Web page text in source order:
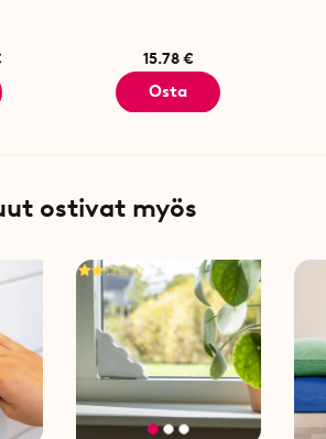
15.78 €
Osta
ostivat myös